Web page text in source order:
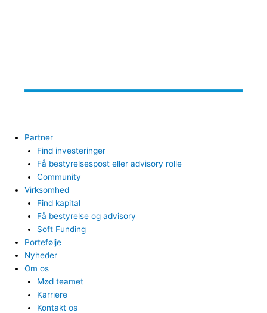
Partner
Find investeringer
Få bestyrelsespost eller advisory rolle
Community
Virksomhed
Find kapital
Få bestyrelse og advisory
Soft Funding
Portefølje
Nyheder
Om os
Mød teamet
Karriere
Kontakt os